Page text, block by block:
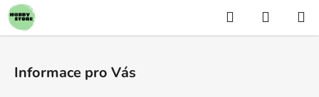
Přejít
na
obsah
Hledat
KOŠÍK
Z
Informace pro Vás